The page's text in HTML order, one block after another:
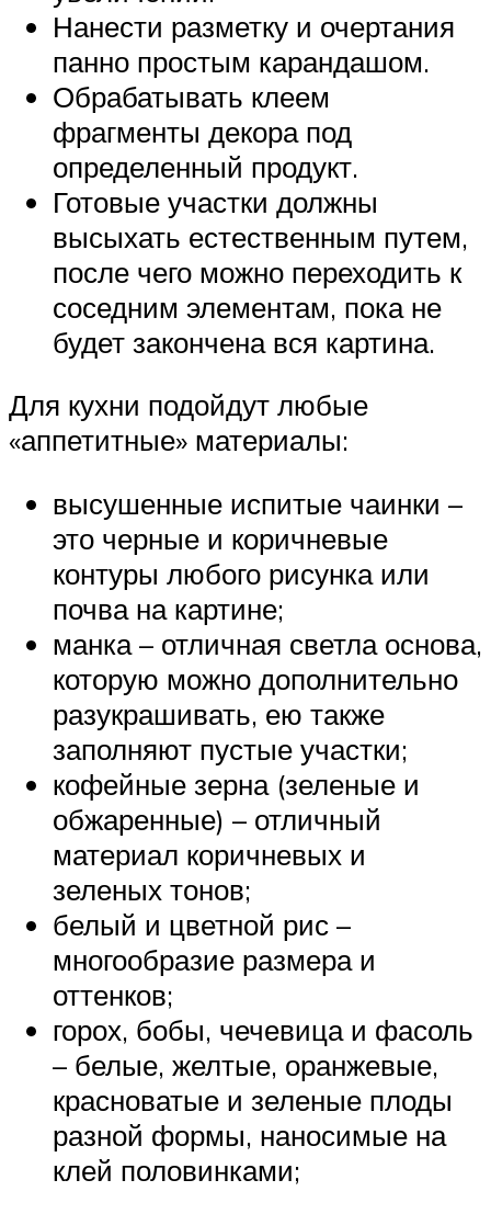
Нанести разметку и очертания
панно простым карандашом.
Обрабатывать клеем
фрагменты декора под
определенный продукт.
Готовые участки должны
высыхать естественным путем,
после чего можно переходить к
соседним элементам, пока не
будет закончена вся картина.
Для кухни подойдут любые
«аппетитные» материалы:
высушенные испитые чаинки –
это черные и коричневые
контуры любого рисунка или
почва на картине;
манка – отличная светла основа,
которую можно дополнительно
разукрашивать, ею также
заполняют пустые участки;
кофейные зерна (зеленые и
обжаренные) – отличный
материал коричневых и
зеленых тонов;
белый и цветной рис –
многообразие размера и
оттенков;
горох, бобы, чечевица и фасоль
– белые, желтые, оранжевые,
красноватые и зеленые плоды
разной формы, наносимые на
клей половинками;